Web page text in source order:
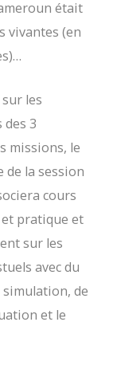
était
vivantes (en
sur les
3
missions, le
de la session
cours
pratique et
sur les
avec du
de
et le